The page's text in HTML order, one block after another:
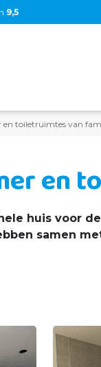
9,5
en toiletruimtes van
en
huis voor
samen